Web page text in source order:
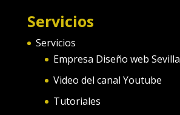
Servicios
Servicios
Empresa Diseño web Sevilla
Video del canal Youtube
Tutoriales